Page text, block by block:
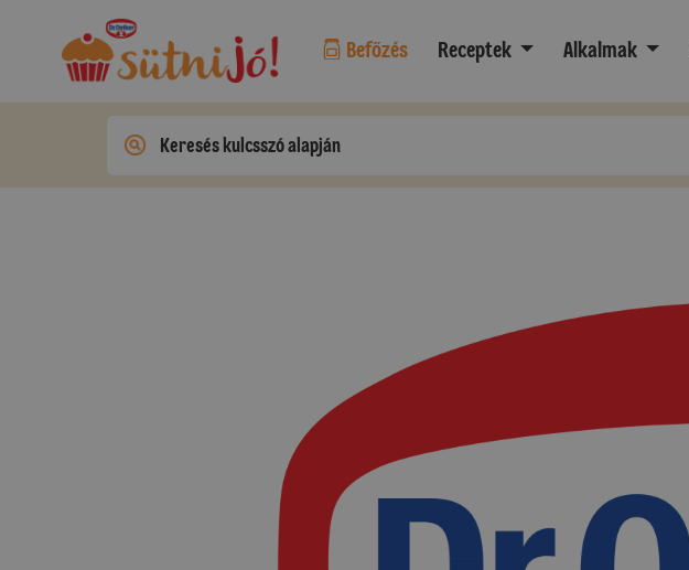
Befőzés Receptek Alkalmak